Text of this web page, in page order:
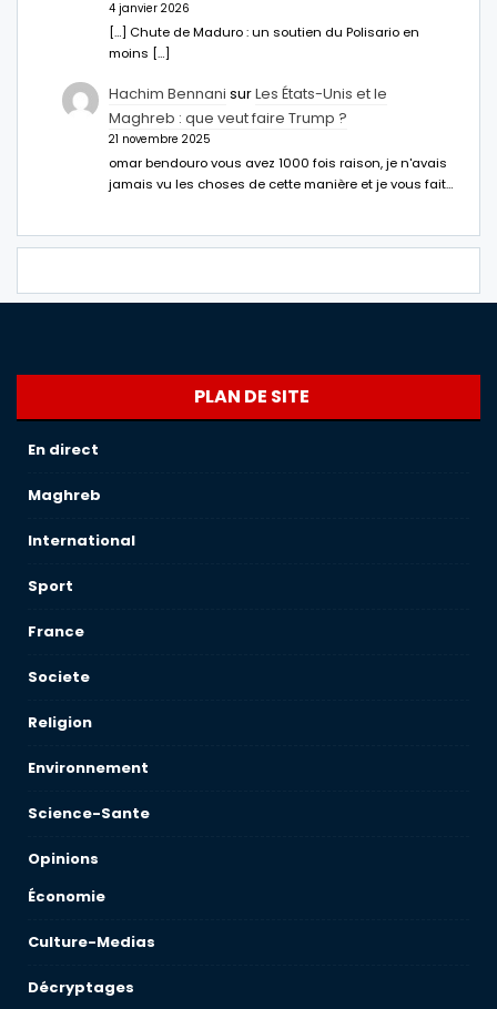
4 janvier 2026
[…] Chute de Maduro : un soutien du Polisario en
moins […]
Hachim Bennani surLes États-Unis et le
Maghreb : que veut faire Trump ?
21 novembre 2025
omar bendouro vous avez 1000 fois raison, je n'avais
jamais vu les choses de cette manière et je vous fait…
PLAN DE SITE
En direct
Maghreb
International
Sport
France
Societe
Religion
Environnement
Science-Sante
Opinions
Économie
Culture-Medias
Décryptages